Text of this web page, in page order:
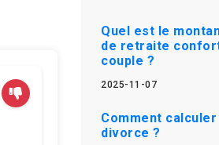
Quel est le
de retraite
couple ?
2025-11-07
Comment
divorce ?